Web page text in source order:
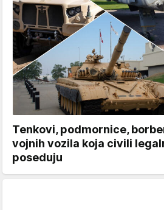
Tenkovi, podmornice,
vojnih vozila koja civili
poseduju